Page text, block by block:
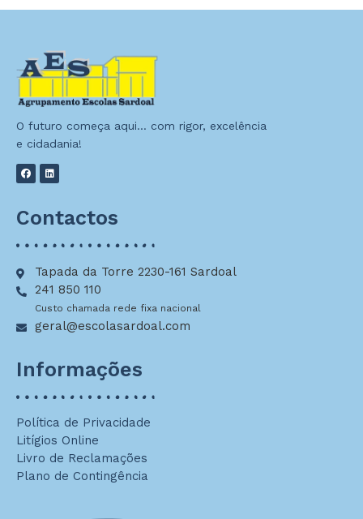
O futuro começa aqui… com rigor, excelência
e cidadania!
Contactos
Tapada da Torre 2230-161 Sardoal
241 850 110
Custo chamada rede fixa nacional
geral@escolasardoal.com
Informações
Política de Privacidade
Litígios Online
Livro de Reclamações
Plano de Contingência